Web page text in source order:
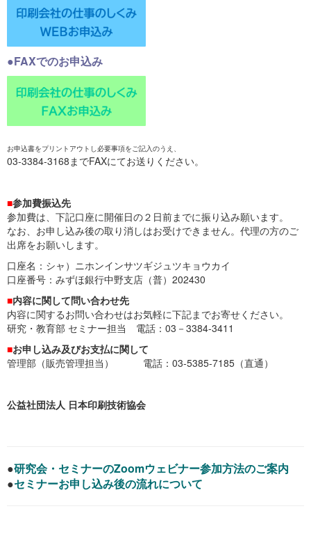
●FAXでのお申込み
お申込書をプリントアウトし必要事項をご記入のうえ、
03-3384-3168までFAXにてお送りください。
■参加費振込先
参加費は、下記口座に開催日の２日前までに振り込み願います。
なお、お申し込み後の取り消しはお受けできません。代理の方のご
出席をお願いします。
口座名：シャ）ニホンインサツギジュツキョウカイ
口座番号：みずほ銀行中野支店（普）202430
■内容に関して問い合わせ先
内容に関するお問い合わせはお気軽に下記までお寄せください。
研究・教育部 セミナー担当 電話：03－3384-3411
■お申し込み及びお支払に関して
管理部（販売管理担当） 電話：03-5385-7185（直通）
公益社団法人 日本印刷技術協会
●研究会・セミナーのZoomウェビナー参加方法のご案内
●セミナーお申し込み後の流れについて